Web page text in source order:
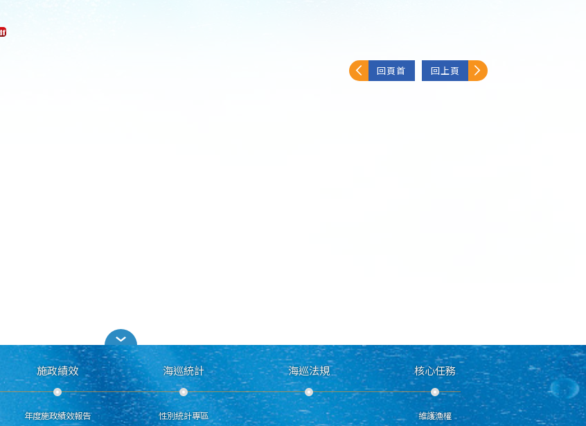
回頁首 回上頁
施政績效
年度施政績效報告
海巡統計
性別統計專區
海巡法規 核心任務
維護漁權